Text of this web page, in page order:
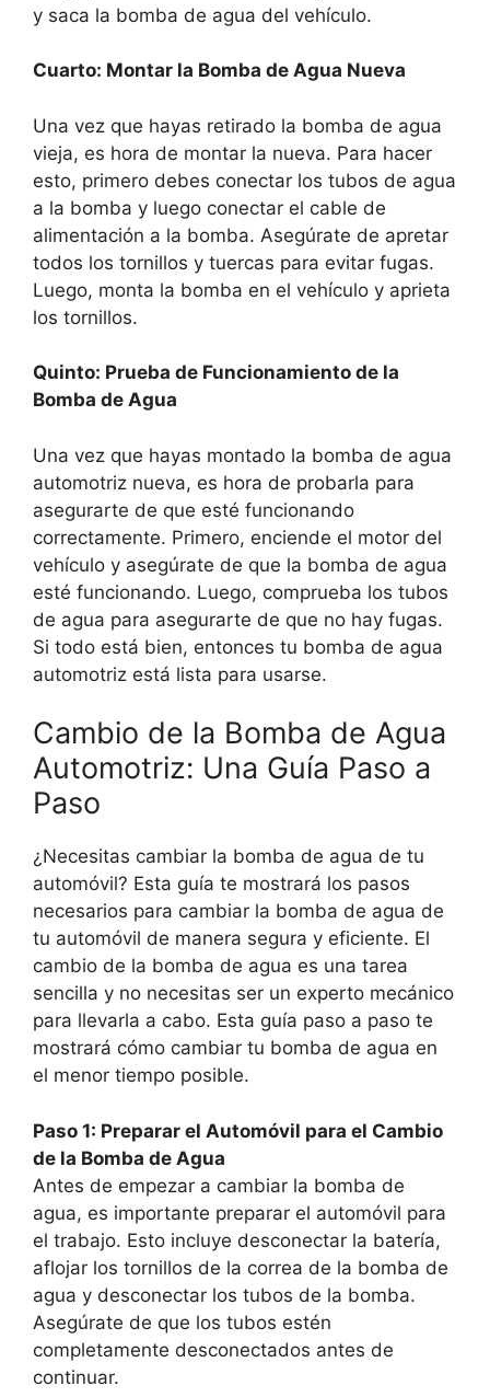
y saca la bomba de agua del vehículo.
Cuarto: Montar la Bomba de Agua Nueva
Una vez que hayas retirado la bomba de agua
vieja, es hora de montar la nueva. Para hacer
esto, primero debes conectar los tubos de agua
a la bomba y luego conectar el cable de
alimentación a la bomba. Asegúrate de apretar
todos los tornillos y tuercas para evitar fugas.
Luego, monta la bomba en el vehículo y aprieta
los tornillos.
Quinto: Prueba de Funcionamiento de la
Bomba de Agua
Una vez que hayas montado la bomba de agua
automotriz nueva, es hora de probarla para
asegurarte de que esté funcionando
correctamente. Primero, enciende el motor del
vehículo y asegúrate de que la bomba de agua
esté funcionando. Luego, comprueba los tubos
de agua para asegurarte de que no hay fugas.
Si todo está bien, entonces tu bomba de agua
automotriz está lista para usarse.
Cambio de la Bomba de Agua
Automotriz: Una Guía Paso a
Paso
¿Necesitas cambiar la bomba de agua de tu
automóvil? Esta guía te mostrará los pasos
necesarios para cambiar la bomba de agua de
tu automóvil de manera segura y eficiente. El
cambio de la bomba de agua es una tarea
sencilla y no necesitas ser un experto mecánico
para llevarla a cabo. Esta guía paso a paso te
mostrará cómo cambiar tu bomba de agua en
el menor tiempo posible.
Paso 1: Preparar el Automóvil para el Cambio
de la Bomba de Agua
Antes de empezar a cambiar la bomba de
agua, es importante preparar el automóvil para
el trabajo. Esto incluye desconectar la batería,
aflojar los tornillos de la correa de la bomba de
agua y desconectar los tubos de la bomba.
Asegúrate de que los tubos estén
completamente desconectados antes de
continuar.